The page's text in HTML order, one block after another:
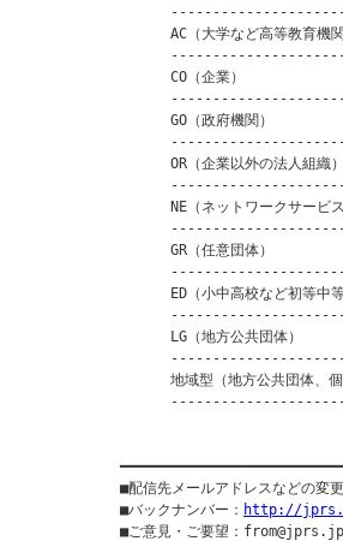
AC（大学など高等教育
CO（企業）
GO（政府機関）
OR（企業以外の法人組
NE（ネットワークサー
GR（任意団体）
ED（小中高校など初等中
LG（地方公共団体）
地域型（地方公共団体、
■配信先メールアドレスなどの変
■バックナンバー： http://
■ご意見・ご要望：from@jprs.jp